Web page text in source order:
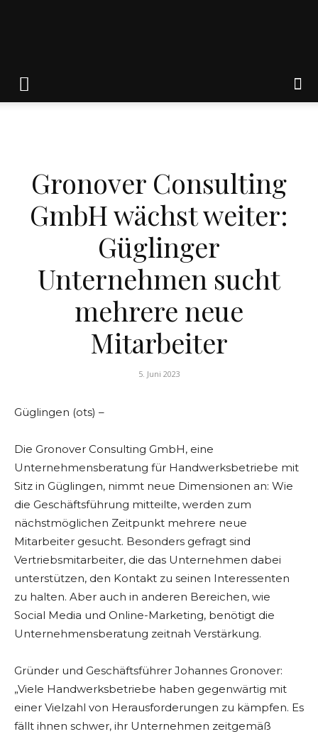
Weik
Gronover Consulting
GmbH wächst weiter:
Güglinger
Unternehmen sucht
mehrere neue
Mitarbeiter
5. Juni 2023
Güglingen (ots) –
Die Gronover Consulting GmbH, eine
Unternehmensberatung für Handwerksbetriebe mit
Sitz in Güglingen, nimmt neue Dimensionen an: Wie
die Geschäftsführung mitteilte, werden zum
nächstmöglichen Zeitpunkt mehrere neue
Mitarbeiter gesucht. Besonders gefragt sind
Vertriebsmitarbeiter, die das Unternehmen dabei
unterstützen, den Kontakt zu seinen Interessenten
zu halten. Aber auch in anderen Bereichen, wie
Social Media und Online-Marketing, benötigt die
Unternehmensberatung zeitnah Verstärkung.
Gründer und Geschäftsführer Johannes Gronover:
„Viele Handwerksbetriebe haben gegenwärtig mit
einer Vielzahl von Herausforderungen zu kämpfen. Es
fällt ihnen schwer, ihr Unternehmen zeitgemäß